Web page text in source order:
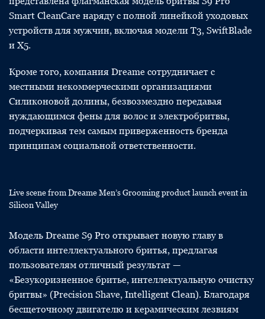
Smart CleanCare наряду с полной линейкой уходовых
устройств для мужчин, включая модели T3, SwiftBlade
и X5.
Кроме того, компания Dreame сотрудничает с
местными некоммерческими организациями
Силиконовой долины, безвозмездно передавая
нуждающимся фены для волос и электробритвы,
подчеркивая тем самым приверженность бренда
принципам социальной ответственности.
Live scene from Dreame Men’s Grooming product launch event in
Silicon Valley
Модель Dreame S9 Pro открывает новую главу в
области интеллектуального бритья, предлагая
пользователям отличный результат —
«Безукоризненное бритье, интеллектуальную очистку
бритвы» (Precision Shave, Intelligent Clean). Благодаря
бесщеточному двигателю и керамическим лезвиям